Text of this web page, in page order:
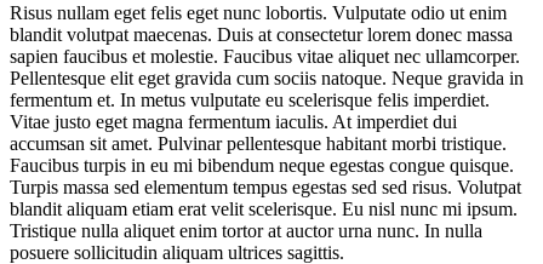
Risus nullam eget felis eget nunc lobortis. Vulputate odio ut enim
blandit volutpat maecenas. Duis at consectetur lorem donec massa
sapien faucibus et molestie. Faucibus vitae aliquet nec ullamcorper.
Pellentesque elit eget gravida cum sociis natoque. Neque gravida in
fermentum et. In metus vulputate eu scelerisque felis imperdiet.
Vitae justo eget magna fermentum iaculis. At imperdiet dui
accumsan sit amet. Pulvinar pellentesque habitant morbi tristique.
Faucibus turpis in eu mi bibendum neque egestas congue quisque.
Turpis massa sed elementum tempus egestas sed sed risus. Volutpat
blandit aliquam etiam erat velit scelerisque. Eu nisl nunc mi ipsum.
Tristique nulla aliquet enim tortor at auctor urna nunc. In nulla
posuere sollicitudin aliquam ultrices sagittis.